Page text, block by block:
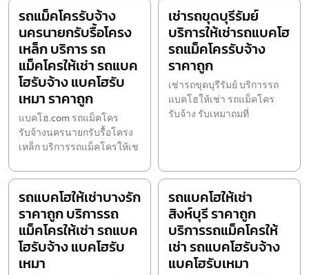
รถแม็คโครรับจ้าง
นครนายกรับรื้อโครง
เหล็ก บริการ รถ
แม็คโครให้เช่า รถแบค
โฮรับจ้าง แบคโฮรับ
เหมา ราคาถูก
แบคโฮ.com รถแม็คโคร
รับจ้างนครนายกรับรื้อโครง
เหล็ก บริการรถแม็คโครให้เช
เช่ารถขุดบุรีรัมย์
บริการให้เช่ารถแบคโฮ
รถแม็คโครรับจ้าง
ราคาถูก
เช่ารถขุดบุรีรัมย์ บริการรถ
แบคโฮให้เช่า รถแม็คโคร
รับจ้าง รับเหมาถมที่
รถแบคโฮให้เช่าบางรัก
ราคาถูก บริการรถ
แม็คโครให้เช่า รถแบค
โฮรับจ้าง แบคโฮรับ
เหมา
รถแบคโฮให้เช่า
สิงห์บุรี ราคาถูก
บริการรถแม็คโครให้
เช่า รถแบคโฮรับจ้าง
แบคโฮรับเหมา